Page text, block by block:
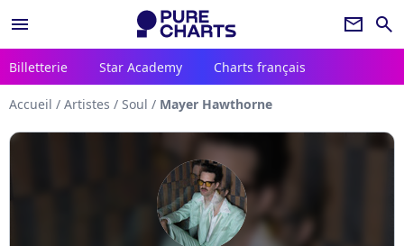
menu newsletter search
Billetterie Star Academy Charts français
Accueil / Artistes / Soul / Mayer Hawthorne